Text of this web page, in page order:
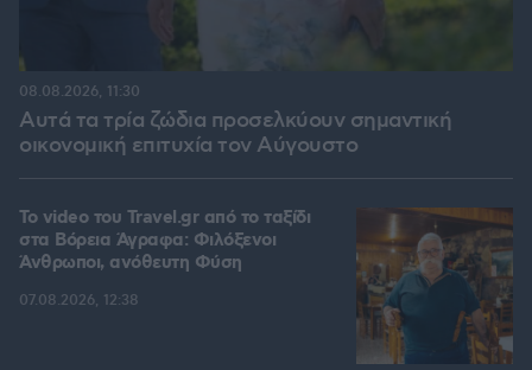
Αυτά τα τρία ζώδια προσελκύουν σημαντική
οικονομική επιτυχία τον Αύγουστο
08.08.2026, 11:30
To video του Travel.gr από το ταξίδι
στα Βόρεια Άγραφα: Φιλόξενοι
Άνθρωποι, ανόθευτη Φύση
07.08.2026, 12:38